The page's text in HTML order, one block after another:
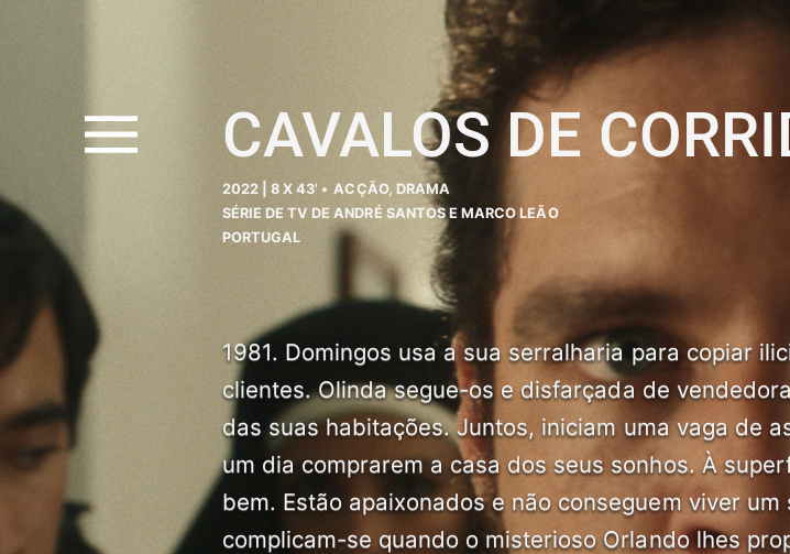
CAVALOS DE
2022 | 8 X 43' • ACÇÃO, DRAMA
SÉRIE DE TV DE ANDRÉ SANTOS E MARCO LEÃO
PORTUGAL
1981. Domingos usa a sua serralharia para copiar
clientes. Olinda segue-os e disfarçada de
das suas habitações. Juntos, iniciam uma vaga de
um dia comprarem a casa dos seus sonhos. À
bem. Estão apaixonados e não conseguem viver
complicam-se quando o misterioso Orlando lhes